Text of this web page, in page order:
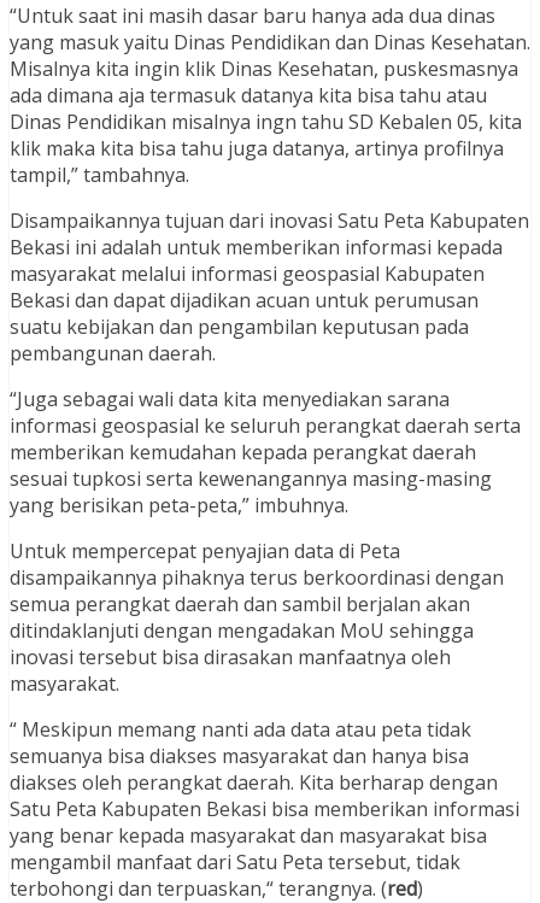
“Untuk saat ini masih dasar baru hanya ada dua dinas
yang masuk yaitu Dinas Pendidikan dan Dinas Kesehatan.
Misalnya kita ingin klik Dinas Kesehatan, puskesmasnya
ada dimana aja termasuk datanya kita bisa tahu atau
Dinas Pendidikan misalnya ingn tahu SD Kebalen 05, kita
klik maka kita bisa tahu juga datanya, artinya profilnya
tampil,” tambahnya.
Disampaikannya tujuan dari inovasi Satu Peta Kabupaten
Bekasi ini adalah untuk memberikan informasi kepada
masyarakat melalui informasi geospasial Kabupaten
Bekasi dan dapat dijadikan acuan untuk perumusan
suatu kebijakan dan pengambilan keputusan pada
pembangunan daerah.
“Juga sebagai wali data kita menyediakan sarana
informasi geospasial ke seluruh perangkat daerah serta
memberikan kemudahan kepada perangkat daerah
sesuai tupkosi serta kewenangannya masing-masing
yang berisikan peta-peta,” imbuhnya.
Untuk mempercepat penyajian data di Peta
disampaikannya pihaknya terus berkoordinasi dengan
semua perangkat daerah dan sambil berjalan akan
ditindaklanjuti dengan mengadakan MoU sehingga
inovasi tersebut bisa dirasakan manfaatnya oleh
masyarakat.
“ Meskipun memang nanti ada data atau peta tidak
semuanya bisa diakses masyarakat dan hanya bisa
diakses oleh perangkat daerah. Kita berharap dengan
Satu Peta Kabupaten Bekasi bisa memberikan informasi
yang benar kepada masyarakat dan masyarakat bisa
mengambil manfaat dari Satu Peta tersebut, tidak
terbohongi dan terpuaskan,“ terangnya. (red)